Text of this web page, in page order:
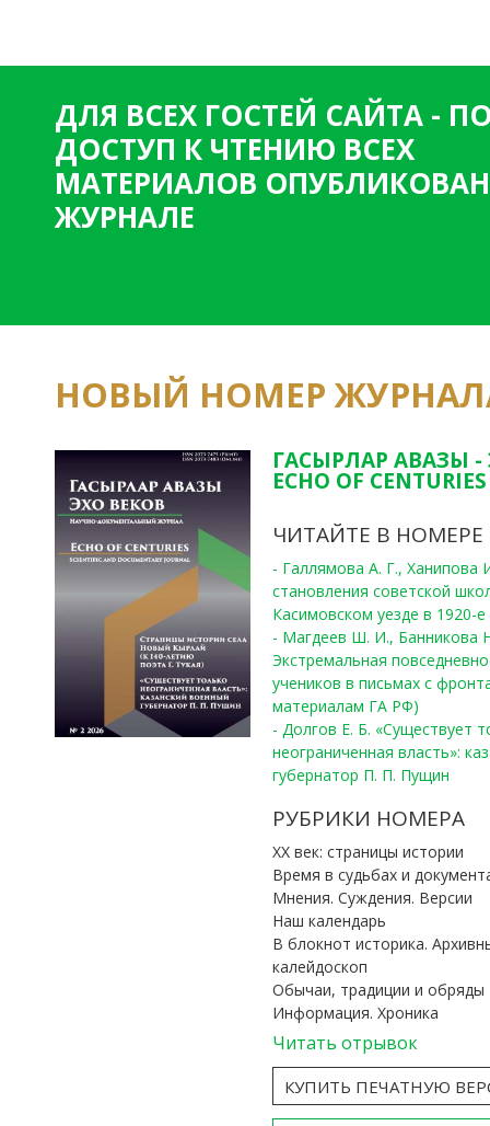
ДЛЯ ВСЕХ ГОСТЕЙ САЙТА -
ДОСТУП К ЧТЕНИЮ ВСЕХ
МАТЕРИАЛОВ
ЖУРНАЛЕ
НОВЫЙ НОМЕР
ГАСЫРЛАР АВАЗЫ -
ECHO OF
ЧИТАЙТЕ В НОМЕРЕ
- Галлямова А. Г.,
становления советской
Касимовском уезде в 1920-е
- Магдеев Ш. И., Банникова
Экстремальная
учеников в письмах с
материалам ГА РФ)
- Долгов Е. Б. «Существует
неограниченная власть»:
губернатор П. П. Пущин
РУБРИКИ НОМЕРА
ХХ век: страницы истории
Время в судьбах и
Мнения. Суждения. Версии
Наш календарь
В блокнот историка.
калейдоскоп
Обычаи, традиции и обряды
Информация. Хроника
Читать отрывок
КУПИТЬ ПЕЧАТНУЮ